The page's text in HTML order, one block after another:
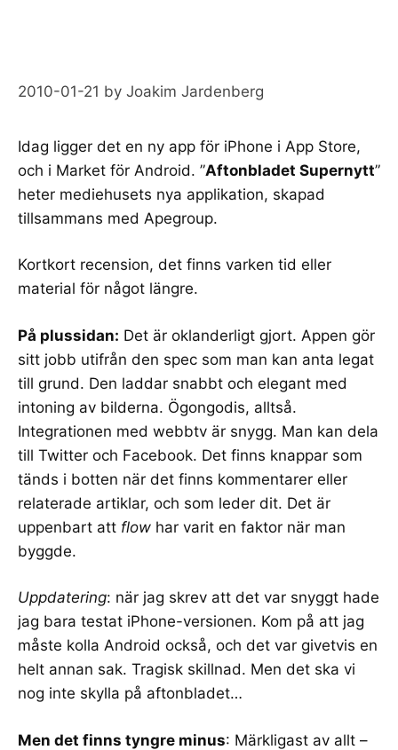
2010-01-21 by Joakim Jardenberg
Idag ligger det en ny app för iPhone i App Store,
och i Market för Android. ”Aftonbladet Supernytt”
heter mediehusets nya applikation, skapad
tillsammans med Apegroup.
Kortkort recension, det finns varken tid eller
material för något längre.
På plussidan: Det är oklanderligt gjort. Appen gör
sitt jobb utifrån den spec som man kan anta legat
till grund. Den laddar snabbt och elegant med
intoning av bilderna. Ögongodis, alltså.
Integrationen med webbtv är snygg. Man kan dela
till Twitter och Facebook. Det finns knappar som
tänds i botten när det finns kommentarer eller
relaterade artiklar, och som leder dit. Det är
uppenbart att flow har varit en faktor när man
byggde.
Uppdatering: när jag skrev att det var snyggt hade
jag bara testat iPhone-versionen. Kom på att jag
måste kolla Android också, och det var givetvis en
helt annan sak. Tragisk skillnad. Men det ska vi
nog inte skylla på aftonbladet…
Men det finns tyngre minus: Märkligast av allt –